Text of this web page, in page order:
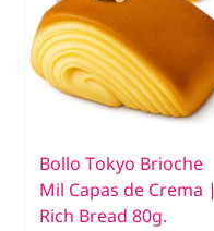
Bollo Tokyo Brioche
Mil Capas de Crema |
Rich Bread 80g.